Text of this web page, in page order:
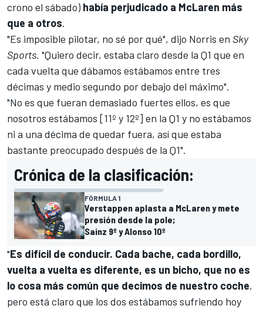
crono el sábado) había perjudicado a McLaren más
que a otros.
"Es imposible pilotar, no sé por qué", dijo Norris en Sky
Sports. "Quiero decir, estaba claro desde la Q1 que en
cada vuelta que dábamos estábamos entre tres
décimas y medio segundo por debajo del máximo".
"No es que fueran demasiado fuertes ellos, es que
nosotros estábamos [11º y 12º] en la Q1 y no estábamos
ni a una décima de quedar fuera, así que estaba
bastante preocupado después de la Q1".
Crónica de la clasificación:
FÓRMULA 1
Verstappen aplasta a McLaren y mete
presión desde la pole;
Sainz 9º y Alonso 10º
"Es difícil de conducir. Cada bache, cada bordillo,
vuelta a vuelta es diferente, es un bicho, que no es
lo cosa más común que decimos de nuestro coche,
pero está claro que los dos estábamos sufriendo hoy